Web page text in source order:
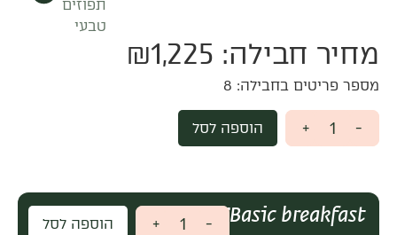
מחיר חבילה: ₪1,225
מספר פריטים בחבילה: 8
הוספה לסל
Basic breakfast
₪ 1,225 הוספה לסל